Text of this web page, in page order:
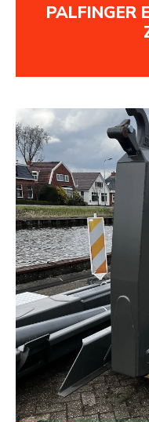
PALFINGER